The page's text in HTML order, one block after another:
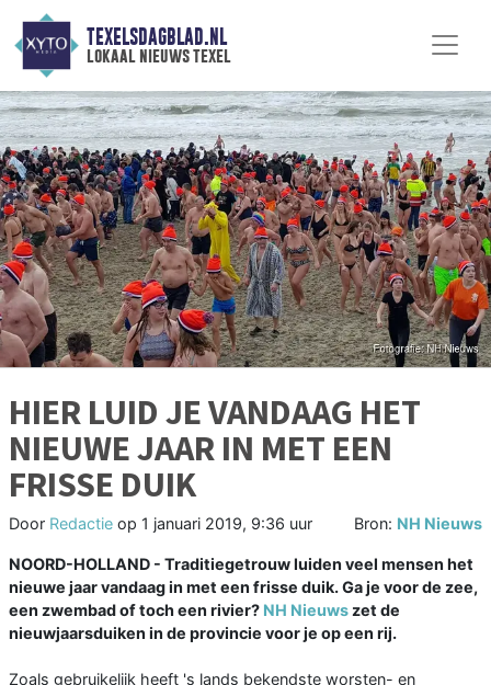
TEXELSDAGBLAD.NL
lokaal nieuws texel
HIER LUID JE VANDAAG HET
NIEUWE JAAR IN MET EEN
FRISSE DUIK
Door Redactie op 1 januari 2019, 9:36 uur Bron: NH Nieuws
NOORD-HOLLAND - Traditiegetrouw luiden veel mensen het
nieuwe jaar vandaag in met een frisse duik. Ga je voor de zee,
een zwembad of toch een rivier? NH Nieuws zet de
nieuwjaarsduiken in de provincie voor je op een rij.
Zoals gebruikelijk heeft 's lands bekendste worsten- en